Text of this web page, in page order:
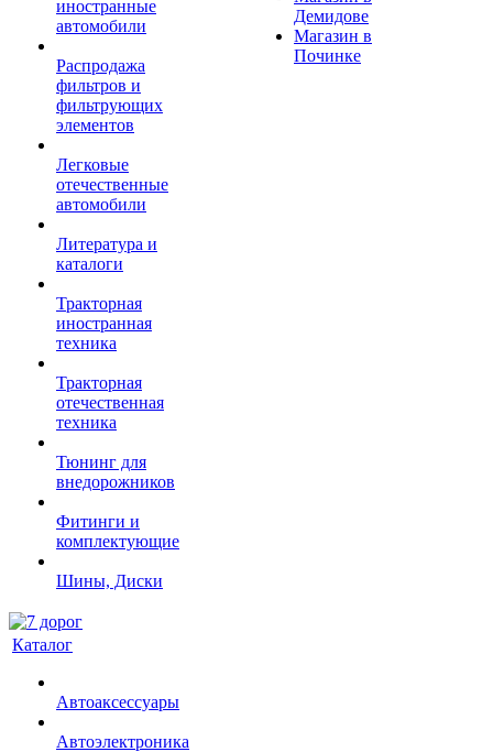
иностранные
автомобили
Распродажа
фильтров и
фильтрующих
элементов
Легковые
отечественные
автомобили
Литература и
каталоги
Тракторная
иностранная
техника
Тракторная
отечественная
техника
Тюнинг для
внедорожников
Фитинги и
комплектующие
Шины, Диски
Демидове
Магазин в
Починке
Каталог
Автоаксессуары
Автоэлектроника